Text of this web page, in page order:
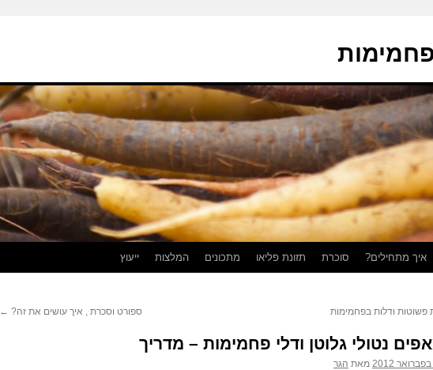
איך מתחילים? סוכרת תזונת פליאו מתכונים המלצות ייעוץ
פשוטות ודלות בפחמימות ספורט וסכרת , איך עושים את זה? ←
נטולי גלוטן ודלי פחמימות – מדריך
מאת הגר